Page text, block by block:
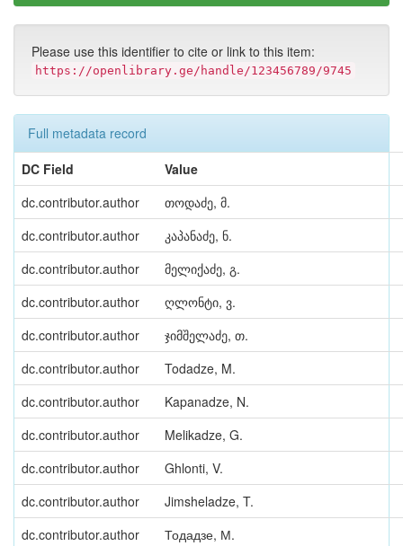
Please use this identifier to cite or link to this item:
https://openlibrary.ge/handle/123456789/9745
Full metadata record
DC Field
Value
dc.contributor.author
თოდაძე, მ.
dc.contributor.author
კაპანაძე, ნ.
dc.contributor.author
მელიქაძე, გ.
dc.contributor.author
ღლონტი, ვ.
dc.contributor.author
ჯიმშელაძე, თ.
dc.contributor.author
Todadze, M.
dc.contributor.author
Kapanadze, N.
dc.contributor.author
Melikadze, G.
dc.contributor.author
Ghlonti, V.
dc.contributor.author
Jimsheladze, T.
dc.contributor.author
Тодадзе, М.